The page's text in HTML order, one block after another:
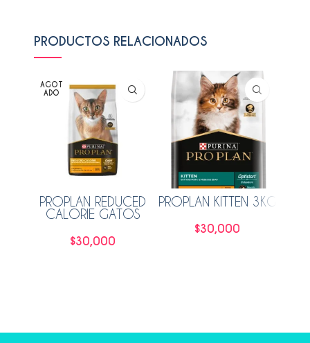
PRODUCTOS RELACIONADOS
AGOT
ADO
PROPLAN REDUCED
CALORIE GATOS
$30,000
PROPLAN KITTEN 3KG
$30,000